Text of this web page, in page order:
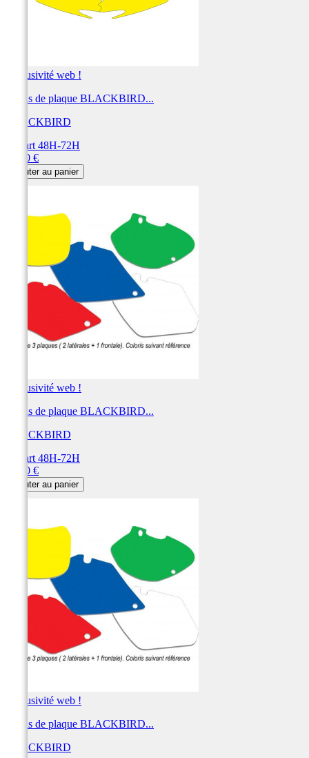
Exclusivité web !
Fonds de plaque BLACKBIRD...
BLACKBIRD
Départ 48H-72H
28,80 €
Ajouter au panier
Exclusivité web !
Fonds de plaque BLACKBIRD...
BLACKBIRD
Départ 48H-72H
28,80 €
Ajouter au panier
Exclusivité web !
Fonds de plaque BLACKBIRD...
BLACKBIRD